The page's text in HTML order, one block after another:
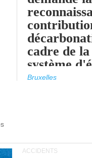
cadre de
système
quotas
Bruxelles
ACCIDENTS